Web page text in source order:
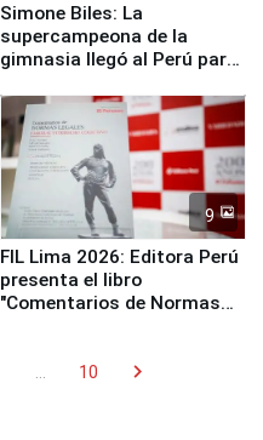
Simone Biles: La
supercampeona de la
gimnasia llegó al Perú para
Panamericanos Lima 2027
9
FIL Lima 2026: Editora Perú
presenta el libro
"Comentarios de Normas
10 chevron_right